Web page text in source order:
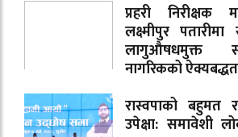
प्रहरी निरीक्षक
लक्ष्मीपुर
लागुऔषधमुक्त
नागरिकको
रास्वपाको बहुमत
उपेक्षा: समावेशी